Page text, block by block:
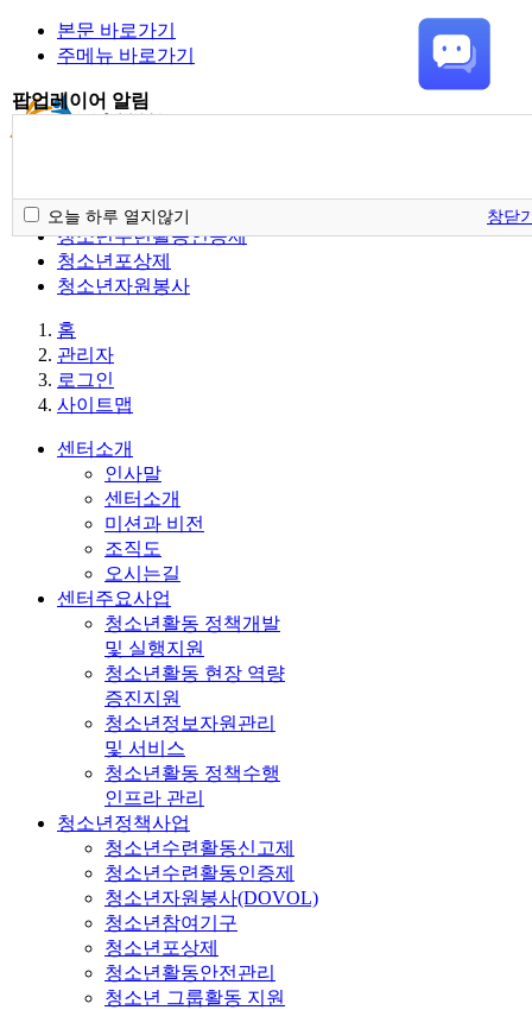
본문 바로가기
주메뉴 바로가기
청소년활동정보서비스
청소년수련활동인증제
청소년포상제
청소년자원봉사
홈
관리자
로그인
사이트맵
센터소개
인사말
센터소개
미션과 비전
조직도
오시는길
센터주요사업
청소년활동 정책개발
및 실행지원
청소년활동 현장 역량
증진지원
청소년정보자원관리
및 서비스
청소년활동 정책수행
인프라 관리
청소년정책사업
청소년수련활동신고제
청소년수련활동인증제
청소년자원봉사(DOVOL)
청소년참여기구
청소년포상제
청소년활동안전관리
청소년 그룹활동 지원
팝업레이어 알림
오늘 하루 열지않기 창닫